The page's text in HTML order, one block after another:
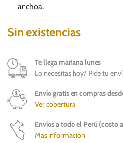
anchoa.
Sin existencias
Te llega mañana lunes
Lo necesitas hoy? Pide tu
Envío gratis en compras
Ver cobertura
Envíos a todo el Perú (costo
Más información